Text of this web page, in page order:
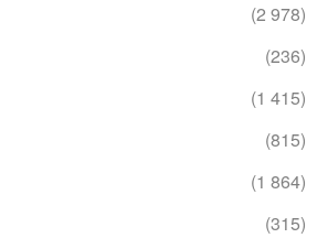
(2 978)
(236)
(1 415)
(815)
(1 864)
(315)